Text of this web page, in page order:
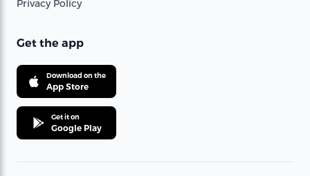
Privacy Policy
Get the app
Download on the
App Store
Get it on
Google Play